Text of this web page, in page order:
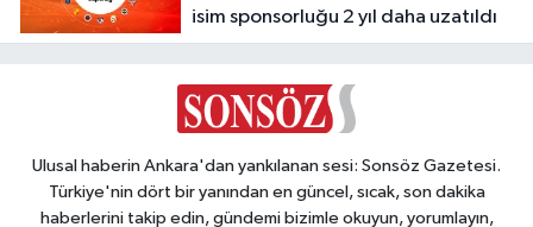
isim sponsorluğu 2 yıl daha uzatıldı
Ulusal haberin Ankara'dan yankılanan sesi: Sonsöz Gazetesi.
Türkiye'nin dört bir yanından en güncel, sıcak, son dakika
haberlerini takip edin, gündemi bizimle okuyun, yorumlayın,